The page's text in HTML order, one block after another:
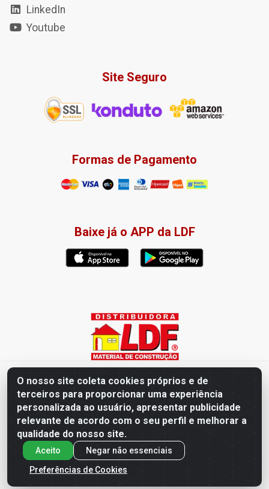
O nosso site coleta cookies próprios e de
terceiros para proporcionar uma experiência
personalizada ao usuário, apresentar publicidade
relevante de acordo com o seu perfil e melhorar a
qualidade do nosso site.
Aceito
Negar não essenciais
Preferências de Cookies
LinkedIn
Youtube
Site Seguro
Formas de Pagamento
Baixe já o APP da LDF
Distribuidora LDF - Av. Presidente Tancredo Neves, 203 – Bairro
dos Ipês, João Pessoa / PB - CEP 58028-840 - CNPJ
02.019.761/0003-82